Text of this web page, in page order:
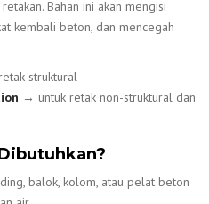
Bahan ini akan mengisi
kembali beton, dan mencegah
struktural
→ untuk retak non-struktural dan
balok, kolom, atau pelat beton